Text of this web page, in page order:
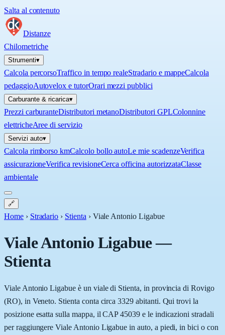
Salta al contenuto
Distanze
Chilometriche
Strumenti▾
Calcola percorsoTraffico in tempo realeStradario e mappeCalcola
pedaggioAutovelox e tutorOrari mezzi pubblici
Carburante & ricarica▾
Prezzi carburanteDistributori metanoDistributori GPLColonnine
elettricheAree di servizio
Servizi auto▾
Calcola rimborso kmCalcolo bollo autoLe mie scadenzeVerifica
assicurazioneVerifica revisioneCerca officina autorizzataClasse
ambientale
🔗
Home › Stradario › Stienta › Viale Antonio Ligabue
Viale Antonio Ligabue—
Stienta
Viale Antonio Ligabue è un viale di Stienta, in provincia di Rovigo
(RO), in Veneto. Stienta conta circa 3329 abitanti. Qui trovi la
posizione esatta sulla mappa, il CAP 45039 e le indicazioni stradali
per raggiungere Viale Antonio Ligabue in auto, a piedi, in bici o con